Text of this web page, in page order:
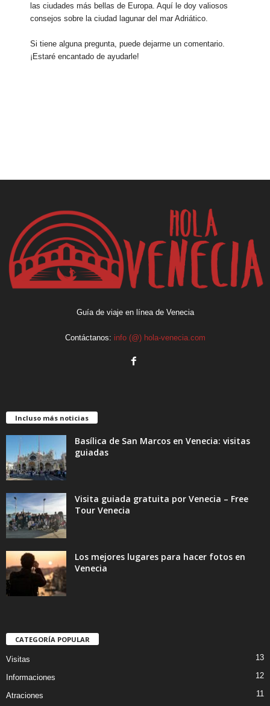
las ciudades más bellas de Europa. Aquí le doy valiosos
consejos sobre la ciudad lagunar del mar Adriático.
Si tiene alguna pregunta, puede dejarme un comentario.
¡Estaré encantado de ayudarle!
Guía de viaje en línea de Venecia
Contáctanos: info (@) hola-venecia.com
Incluso más noticias
Basílica de San Marcos en Venecia: visitas
guiadas
Visita guiada gratuita por Venecia – Free
Tour Venecia
Los mejores lugares para hacer fotos en
Venecia
CATEGORÍA POPULAR
Visitas 13
Informaciones 12
Atraciones 11